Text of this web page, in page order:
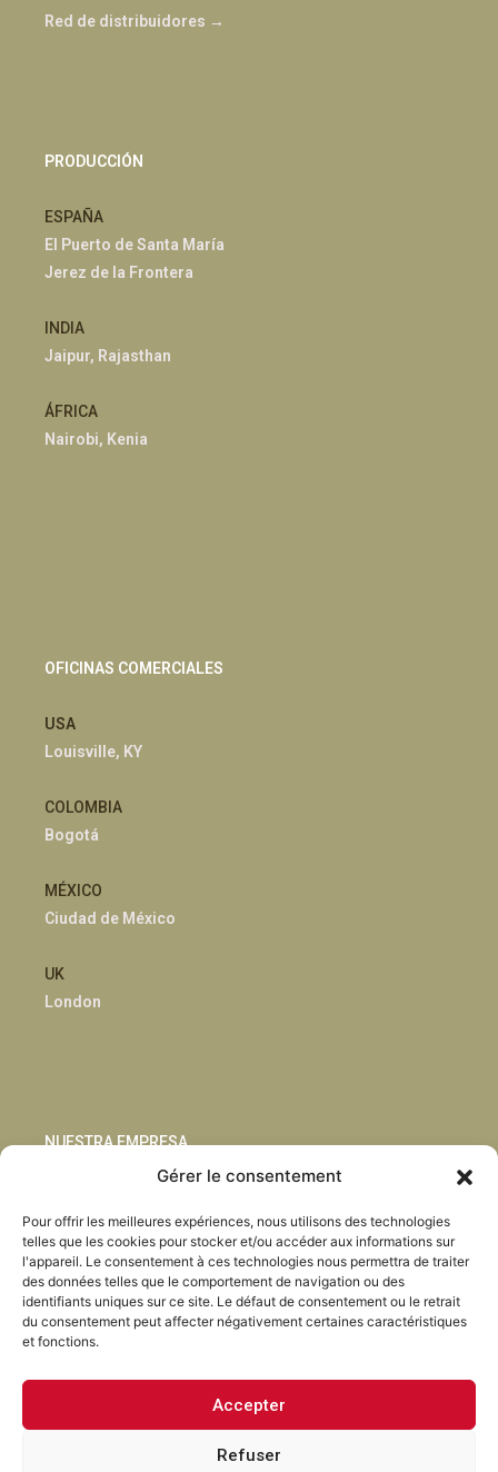
Gérer le consentement
Pour offrir les meilleures expériences, nous utilisons des technologies
telles que les cookies pour stocker et/ou accéder aux informations sur
l'appareil. Le consentement à ces technologies nous permettra de traiter
des données telles que le comportement de navigation ou des
identifiants uniques sur ce site. Le défaut de consentement ou le retrait
du consentement peut affecter négativement certaines caractéristiques
et fonctions.
Accepter
Refuser
Red de distribuidores →
PRODUCCIÓN
ESPAÑA
El Puerto de Santa María
Jerez de la Frontera
INDIA
Jaipur, Rajasthan
ÁFRICA
Nairobi, Kenia
OFICINAS COMERCIALES
USA
Louisville, KY
COLOMBIA
Bogotá
MÉXICO
Ciudad de México
UK
London
NUESTRA EMPRESA
Innovación
Blog
Habla con nosotros